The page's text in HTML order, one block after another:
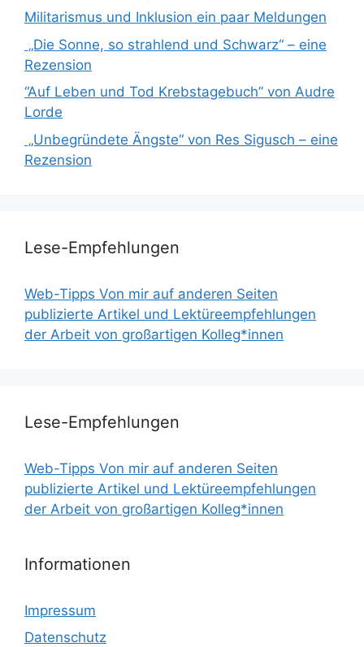
Militarismus und Inklusion ein paar Meldungen
„Die Sonne, so strahlend und Schwarz“ – eine
Rezension
“Auf Leben und Tod Krebstagebuch” von Audre
Lorde
„Unbegründete Ängste“ von Res Sigusch – eine
Rezension
Lese-Empfehlungen
Web-Tipps Von mir auf anderen Seiten
publizierte Artikel und Lektüreempfehlungen
der Arbeit von großartigen Kolleg*innen
Lese-Empfehlungen
Web-Tipps Von mir auf anderen Seiten
publizierte Artikel und Lektüreempfehlungen
der Arbeit von großartigen Kolleg*innen
Informationen
Impressum
Datenschutz